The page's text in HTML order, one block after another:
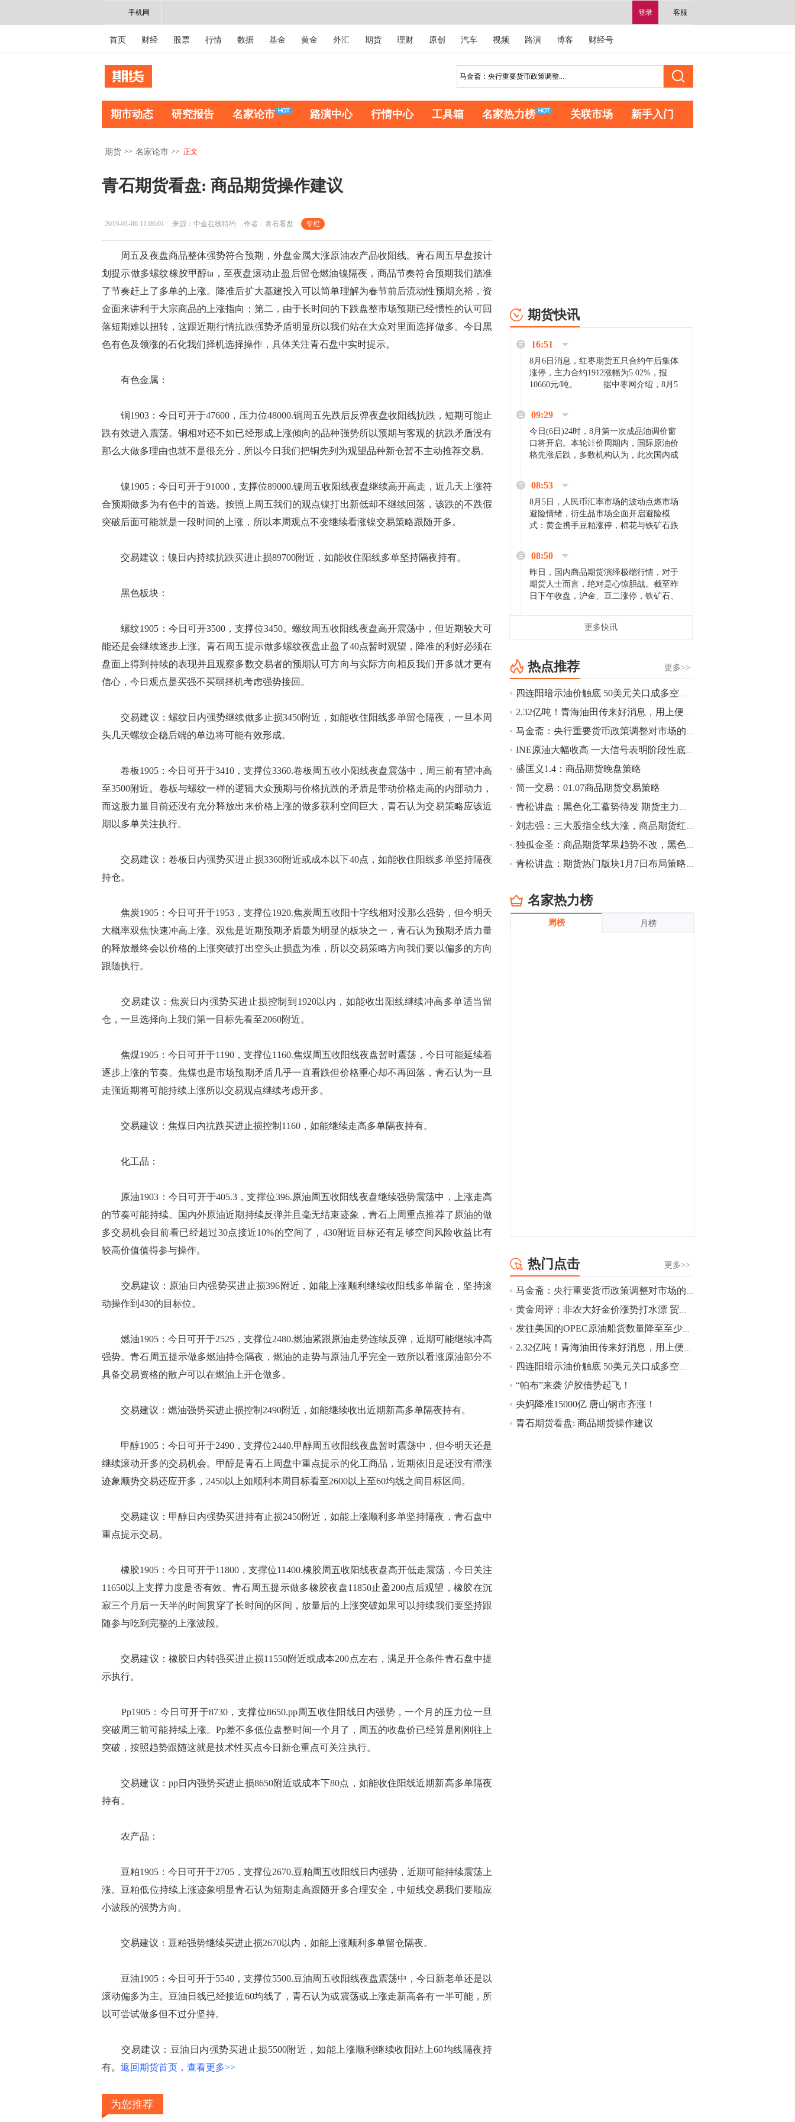
登录 客服
手机网
首页 财经 股票 行情 数据 基金 黄金 外汇 期货 理财 原创 汽车 视频 路演 博客 财经号
期市动态 研究报告 名家论市 路演中心 行情中心 工具箱 名家热力榜 关联市场 新手入门
期货 >> 名家论市 >> 正文
青石期货看盘: 商品期货操作建议
2019-01-06 11:06:01 来源：中金在线特约 作者：青石看盘 专栏
周五及夜盘商品整体强势符合预期，外盘金属大涨原油农产品收阳线。青石周五早盘按计
划提示做多螺纹橡胶甲醇ta，至夜盘滚动止盈后留仓燃油镍隔夜，商品节奏符合预期我们踏准
了节奏赶上了多单的上涨。降准后扩大基建投入可以简单理解为春节前后流动性预期充裕，资
金面来讲利于大宗商品的上涨指向；第二，由于长时间的下跌盘整市场预期已经惯性的认可回
落短期难以扭转，这跟近期行情抗跌强势矛盾明显所以我们站在大众对里面选择做多。今日黑
色有色及领涨的石化我们择机选择操作，具体关注青石盘中实时提示。
有色金属：
铜1903：今日可开于47600，压力位48000.铜周五先跌后反弹夜盘收阳线抗跌，短期可能止
跌有效进入震荡。铜相对还不如已经形成上涨倾向的品种强势所以预期与客观的抗跌矛盾没有
那么大做多理由也就不是很充分，所以今日我们把铜先列为观望品种新仓暂不主动推荐交易。
镍1905：今日可开于91000，支撑位89000.镍周五收阳线夜盘继续高开高走，近几天上涨符
合预期做多为有色中的首选。按照上周五我们的观点镍打出新低却不继续回落，该跌的不跌假
突破后面可能就是一段时间的上涨，所以本周观点不变继续看涨镍交易策略跟随开多。
交易建议：镍日内持续抗跌买进止损89700附近，如能收住阳线多单坚持隔夜持有。
黑色板块：
螺纹1905：今日可开3500，支撑位3450。螺纹周五收阳线夜盘高开震荡中，但近期较大可
能还是会继续逐步上涨。青石周五提示做多螺纹夜盘止盈了40点暂时观望，降准的利好必须在
盘面上得到持续的表现并且观察多数交易者的预期认可方向与实际方向相反我们开多就才更有
信心，今日观点是买强不买弱择机考虑强势接回。
交易建议：螺纹日内强势继续做多止损3450附近，如能收住阳线多单留仓隔夜，一旦本周
头几天螺纹企稳后端的单边将可能有效形成。
卷板1905：今日可开于3410，支撑位3360.卷板周五收小阳线夜盘震荡中，周三前有望冲高
至3500附近。卷板与螺纹一样的逻辑大众预期与价格抗跌的矛盾是带动价格走高的内部动力，
而这股力量目前还没有充分释放出来价格上涨的做多获利空间巨大，青石认为交易策略应该近
期以多单关注执行。
交易建议：卷板日内强势买进止损3360附近或成本以下40点，如能收住阳线多单坚持隔夜
持仓。
焦炭1905：今日可开于1953，支撑位1920.焦炭周五收阳十字线相对没那么强势，但今明天
大概率双焦快速冲高上涨。双焦是近期预期矛盾最为明显的板块之一，青石认为预期矛盾力量
的释放最终会以价格的上涨突破打出空头止损盘为准，所以交易策略方向我们要以偏多的方向
跟随执行。
交易建议：焦炭日内强势买进止损控制到1920以内，如能收出阳线继续冲高多单适当留
仓，一旦选择向上我们第一目标先看至2060附近。
焦煤1905：今日可开于1190，支撑位1160.焦煤周五收阳线夜盘暂时震荡，今日可能延续着
逐步上涨的节奏。焦煤也是市场预期矛盾几乎一直看跌但价格重心却不再回落，青石认为一旦
走强近期将可能持续上涨所以交易观点继续考虑开多。
交易建议：焦煤日内抗跌买进止损控制1160，如能继续走高多单隔夜持有。
化工品：
原油1903：今日可开于405.3，支撑位396.原油周五收阳线夜盘继续强势震荡中，上涨走高
的节奏可能持续。国内外原油近期持续反弹并且毫无结束迹象，青石上周重点推荐了原油的做
多交易机会目前看已经超过30点接近10%的空间了，430附近目标还有足够空间风险收益比有
较高价值值得参与操作。
交易建议：原油日内强势买进止损396附近，如能上涨顺利继续收阳线多单留仓，坚持滚
动操作到430的目标位。
燃油1905：今日可开于2525，支撑位2480.燃油紧跟原油走势连续反弹，近期可能继续冲高
强势。青石周五提示做多燃油持仓隔夜，燃油的走势与原油几乎完全一致所以看涨原油部分不
具备交易资格的散户可以在燃油上开仓做多。
交易建议：燃油强势买进止损控制2490附近，如能继续收出近期新高多单隔夜持有。
甲醇1905：今日可开于2490，支撑位2440.甲醇周五收阳线夜盘暂时震荡中，但今明天还是
继续滚动开多的交易机会。甲醇是青石上周盘中重点提示的化工商品，近期依旧是还没有滞涨
迹象顺势交易还应开多，2450以上如顺利本周目标看至2600以上至60均线之间目标区间。
交易建议：甲醇日内强势买进持有止损2450附近，如能上涨顺利多单坚持隔夜，青石盘中
重点提示交易。
橡胶1905：今日可开于11800，支撑位11400.橡胶周五收阳线夜盘高开低走震荡，今日关注
11650以上支撑力度是否有效。青石周五提示做多橡胶夜盘11850止盈200点后观望，橡胶在沉
寂三个月后一天半的时间贯穿了长时间的区间，放量后的上涨突破如果可以持续我们要坚持跟
随参与吃到完整的上涨波段。
交易建议：橡胶日内转强买进止损11550附近或成本200点左右，满足开仓条件青石盘中提
示执行。
Pp1905：今日可开于8730，支撑位8650.pp周五收住阳线日内强势，一个月的压力位一旦
突破周三前可能持续上涨。Pp差不多低位盘整时间一个月了，周五的收盘价已经算是刚刚往上
突破，按照趋势跟随这就是技术性买点今日新仓重点可关注执行。
交易建议：pp日内强势买进止损8650附近或成本下80点，如能收住阳线近期新高多单隔夜
持有。
农产品：
豆粕1905：今日可开于2705，支撑位2670.豆粕周五收阳线日内强势，近期可能持续震荡上
涨。豆粕低位持续上涨迹象明显青石认为短期走高跟随开多合理安全，中短线交易我们要顺应
小波段的强势方向。
交易建议：豆粕强势继续买进止损2670以内，如能上涨顺利多单留仓隔夜。
豆油1905：今日可开于5540，支撑位5500.豆油周五收阳线夜盘震荡中，今日新老单还是以
滚动偏多为主。豆油日线已经接近60均线了，青石认为或震荡或上涨走新高各有一半可能，所
以可尝试做多但不过分坚持。
交易建议：豆油日内强势买进止损5500附近，如能上涨顺利继续收阳站上60均线隔夜持
有。 返回期货首页，查看更多>>
为您推荐
期货快讯
16:51
8月6日消息，红枣期货五只合约午后集体
涨停，主力合约1912涨幅为5.02%，报
10660元/吨。 据中枣网介绍，8月5
家好货依旧惜售挺...
09:29
今日(6日)24时，8月第一次成品油调价窗
口将开启。本轮计价周期内，国际原油价
格先涨后跌，多数机构认为，此次国内成
08:53
8月5日，人民币汇率市场的波动点燃市场
避险情绪，衍生品市场全面开启避险模
式：黄金携手豆粕涨停，棉花与铁矿石跌
场来看，汇率波动...
08:50
昨日，国内商品期货演绎极端行情，对于
期货人士而言，绝对是心惊胆战。截至昨
日下午收盘，沪金、豆二涨停，铁矿石、
[imgnobrwh] src=...
14:23
跌幅达6%，报689.5元/吨，刷新近两个月
低位。
14:20
方正有色研究团队：高度重视贵金属的阶
段性机会。自年初以来沪金上涨16.93%，
立涨势，白银将开启补涨，且涨幅超过黄
金，金银比有望高位回归。
13:55
豆二期货主力合约涨停，涨幅达3.98%，报
CBOT大豆期货市场上涨，11月期约收高
影响，夜盘连粕高位窄幅震荡，建议短线
操作为主。 ...
13:54
8月5日消息，内外盘贵金属强劲走升，沪
金主力合约涨停，涨幅3.99%，报334.00
幅扩大至4.4%。
10:43
【行情】芝加哥11月大豆期货跌0.4%，12
月玉米期货跌1%。
10:43
【行情】油脂油料期货表现抢眼，豆二期
2.5%，棕榈油涨近2%，菜粕涨1.54%。
10:17
更多快讯
更多>>
热点推荐
四连阳暗示油价触底 50美元关口成多空争夺关键点
2.32亿吨！青海油田传来好消息，用上便宜国产油？
马金斋：央行重要货币政策调整对市场的影响简析
INE原油大幅收高 一大信号表明阶段性底部已显现
盛匡义1.4：商品期货晚盘策略
简一交易：01.07商品期货交易策略
青松讲盘：黑色化工蓄势待发 期货主力阴谋揭开
刘志强：三大股指全线大涨，商品期货红肥绿瘦
独孤金圣：商品期货苹果趋势不改，黑色系震荡分化
青松讲盘：期货热门版块1月7日布局策略【主力阴谋】
名家热力榜
周榜 月榜
更多>>
热门点击
马金斋：央行重要货币政策调整对市场的影响简析
黄金周评：非农大好金价涨势打水漂 贸易局势缓解冲顶1300暂打问号
发往美国的OPEC原油船货数量降至至少五年来最低水平
2.32亿吨！青海油田传来好消息，用上便宜国产油？
四连阳暗示油价触底 50美元关口成多空争夺关键点
“帕布”来袭 沪胶借势起飞！
央妈降准15000亿 唐山钢市齐涨！
青石期货看盘: 商品期货操作建议